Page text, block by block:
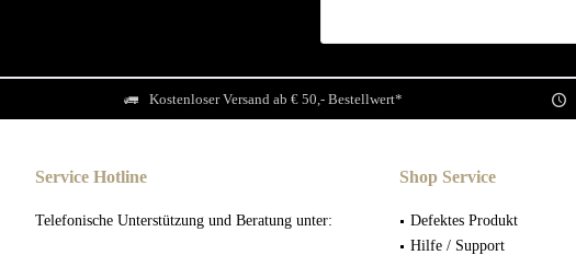
Kostenloser Versand ab € 50,- Bestellwert*
Service Hotline
Telefonische Unterstützung und Beratung unter:
Shop Service
Defektes Produkt
Hilfe / Support